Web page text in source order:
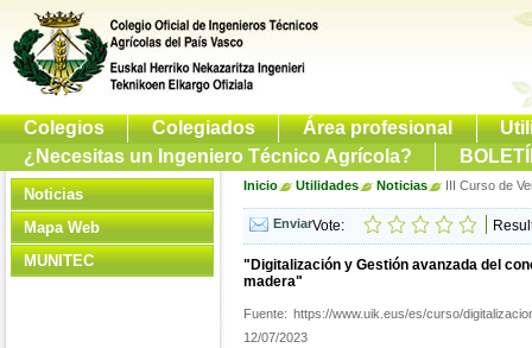
Colegios Colegiados Área profesional
¿Necesitas un Ingeniero Técnico Agrícola?
Noticias
Mapa Web
MUNITEC
Inicio Utilidades Noticias III Curso de
Vote:
"Digitalización y Gestión avanzada del
madera"
Fuente: https://www.uik.eus/es/curso/
12/07/2023